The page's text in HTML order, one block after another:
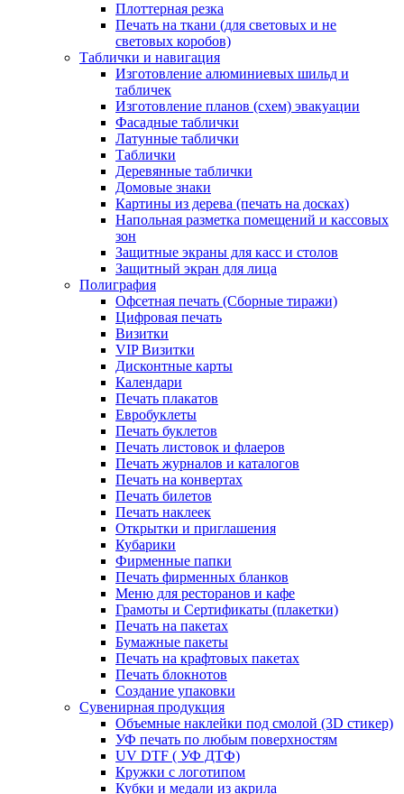
Плоттерная резка
Печать на ткани (для световых и не
световых коробов)
Таблички и навигация
Изготовление алюминиевых шильд и
табличек
Изготовление планов (схем) эвакуации
Фасадные таблички
Латунные таблички
Таблички
Деревянные таблички
Домовые знаки
Картины из дерева (печать на досках)
Напольная разметка помещений и кассовых
зон
Защитные экраны для касс и столов
Защитный экран для лица
Полиграфия
Офсетная печать (Сборные тиражи)
Цифровая печать
Визитки
VIP Визитки
Дисконтные карты
Календари
Печать плакатов
Евробуклеты
Печать буклетов
Печать листовок и флаеров
Печать журналов и каталогов
Печать на конвертах
Печать билетов
Печать наклеек
Открытки и приглашения
Кубарики
Фирменные папки
Печать фирменных бланков
Меню для ресторанов и кафе
Грамоты и Сертификаты (плакетки)
Печать на пакетах
Бумажные пакеты
Печать на крафтовых пакетах
Печать блокнотов
Создание упаковки
Сувенирная продукция
Объемные наклейки под смолой (3D стикер)
УФ печать по любым поверхностям
UV DTF ( УФ ДТФ)
Кружки с логотипом
Кубки и медали из акрила